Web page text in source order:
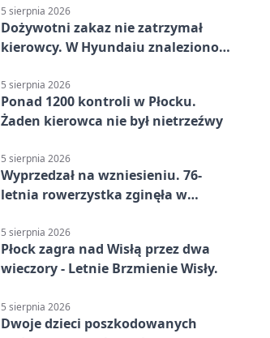
5 sierpnia 2026
Dożywotni zakaz nie zatrzymał
kierowcy. W Hyundaiu znaleziono
5 sierpnia 2026
Ponad 1200 kontroli w Płocku.
Żaden kierowca nie był nietrzeźwy
5 sierpnia 2026
Wyprzedzał na wzniesieniu. 76-
letnia rowerzystka zginęła w
5 sierpnia 2026
Płock zagra nad Wisłą przez dwa
wieczory - Letnie Brzmienie Wisły.
5 sierpnia 2026
Dwoje dzieci poszkodowanych